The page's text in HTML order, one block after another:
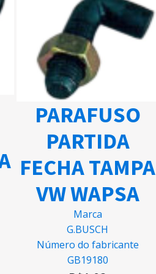
PARAFUSO
PARTIDA
FECHA TAMPA
VW WAPSA
Marca
G.BUSCH
Número do fabricante
GB19180